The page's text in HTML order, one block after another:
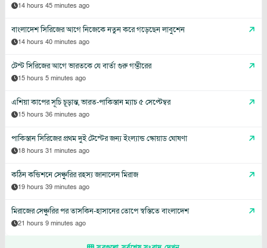
14 hours 45 minutes ago
বাংলাদেশ সিরিজের আগে নিজেকে নতুন করে গড়েছেন লাবুশেন
14 hours 40 minutes ago
টেস্ট সিরিজের আগে ভারতকে যে বার্তা গুরু গম্ভীরের
15 hours 5 minutes ago
এশিয়া কাপের সূচি চূড়ান্ত, ভারত-পাকিস্তান ম্যাচ ৫ সেপ্টেম্বর
15 hours 36 minutes ago
পাকিস্তান সিরিজের প্রথম দুই টেস্টের জন্য ইংল্যান্ড স্কোয়াড ঘোষণা
18 hours 31 minutes ago
কঠিন কন্ডিশনে সেঞ্চুরির রহস্য জানালেন মিরাজ
19 hours 39 minutes ago
মিরাজের সেঞ্চুরির পর তাসকিন-হাসানের তোপে স্বস্তিতে বাংলাদেশ
21 hours 9 minutes ago